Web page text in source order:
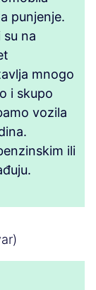
punjenje.
na
mnogo
i skupo
vozila
ili